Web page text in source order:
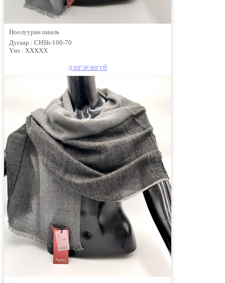
Ноолууран шааль
Дугаар : CHSh-100-70
Үнэ : ХХХХХ
ДЭЛГЭРЭНГҮЙ